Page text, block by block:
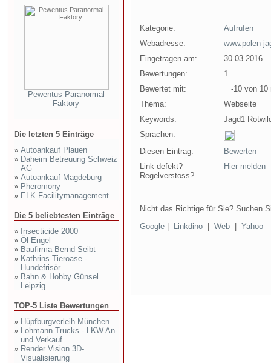
Pewentus Paranormal
Faktory
Die letzten 5 Einträge
» Autoankauf Plauen
» Daheim Betreuung Schweiz
AG
» Autoankauf Magdeburg
» Pheromony
» ELK-Facilitymanagement
Die 5 beliebtesten Einträge
» Insecticide 2000
» Öl Engel
» Baufirma Bernd Seibt
» Kathrins Tieroase -
Hundefrisör
» Bahn & Hobby Günsel
Leipzig
TOP-5 Liste Bewertungen
» Hüpfburgverleih München
» Lohmann Trucks - LKW An-
und Verkauf
» Render Vision 3D-
Visualisierung
Kategorie:
Aufrufen
Webadresse:
www.polen-
Eingetragen am:
30.03.2016
Bewertungen:
1
Bewertet mit:
-10 von 10
Thema:
Webseite
Keywords:
Jagd1
Sprachen:
Diesen Eintrag:
Bewerten
Link defekt?
Regelverstoss?
Hier melden
Nicht das Richtige für Sie? Suchen
Google
Linkdino Web Yahoo